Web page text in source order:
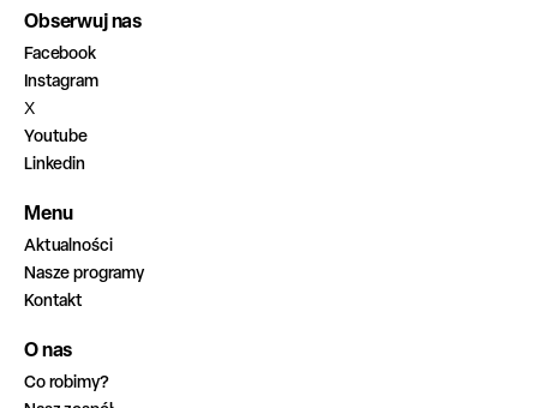
Obserwuj nas
Facebook
Instagram
X
Youtube
Linkedin
Menu
Aktualności
Nasze programy
Kontakt
O nas
Co robimy?